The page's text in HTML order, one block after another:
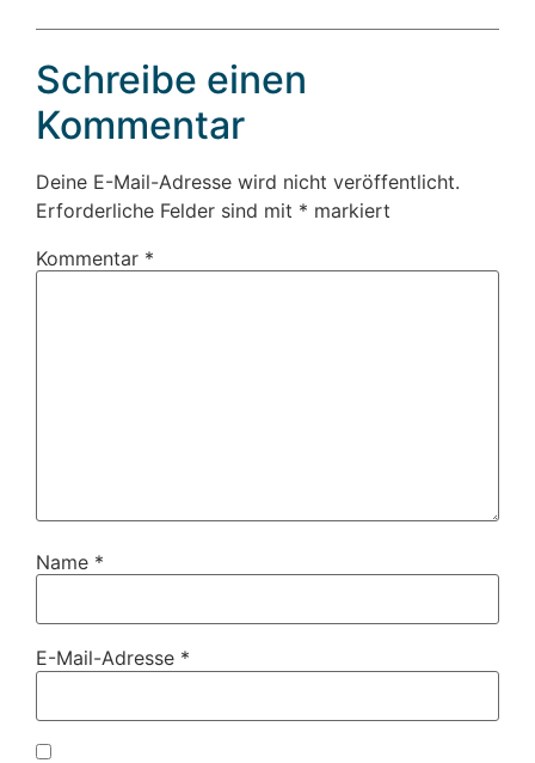
Schreibe einen
Kommentar
Deine E-Mail-Adresse wird nicht veröffentlicht.
Erforderliche Felder sind mit * markiert
Kommentar *
Name *
E-Mail-Adresse *